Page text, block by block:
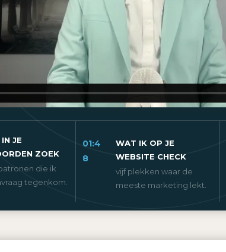
JE
ZOEK
die ik
tegenkom.
01:4
8
WAT IK OP JE
WEBSITE CHECK
vijf plekken waar de
meeste marketing lekt.